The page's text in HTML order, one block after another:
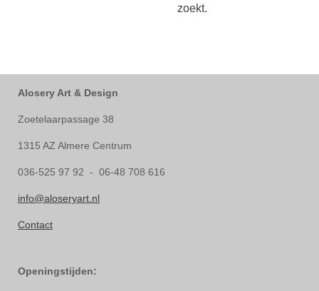
zoekt.
Alosery Art & Design
Zoetelaarpassage 38
1315 AZ Almere Centrum
036-525 97 92 - 06-48 708 616
info@aloseryart.nl
Contact
Openingstijden: